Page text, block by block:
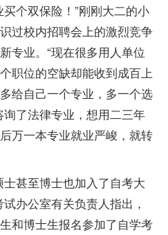
个双保险！”刚刚大二的小
识过校内招聘会上的激烈竞争
专业。“现在很多用人单位
职位的空缺却能收到成百上
给自己一个专业，多一个选
了法律专业 ，想用二三年
万一本专业就业严峻，就转
甚至博士也加入了自考大
办公室有关负责人指出，
和博士生报名参加了自学考